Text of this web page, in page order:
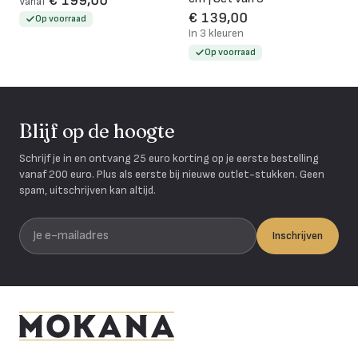
Op voorraad € 139,00
In 3 kleuren
Op voorraad
Blijf op de hoogte
Schrijf je in en ontvang 25 euro korting op je eerste bestelling
vanaf 200 euro. Plus als eerste bij nieuwe outlet-stukken. Geen
spam, uitschrijven kan altijd.
Je e-mailadres
Inschrijven